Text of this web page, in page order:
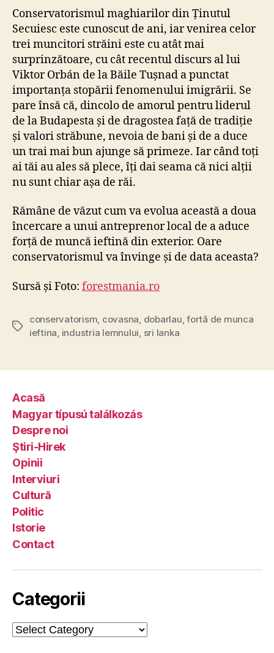
u
n
c
ă
î
J
u
d
e
ț
u
a
s
n
Conservatorismul maghiarilor din Ținutul
Secuiesc este cunoscut de ani, iar venirea celor
trei muncitori străini este cu atât mai
surprinzătoare, cu cât recentul discurs al lui
Viktor Orbán de la Băile Tușnad a punctat
importanța stopării fenomenului imigrării. Se
pare însă că, dincolo de amorul pentru liderul
de la Budapesta și de dragostea față de tradiție
și valori străbune, nevoia de bani și de a duce
un trai mai bun ajunge să primeze. Iar când toți
ai tăi au ales să plece, îți dai seama că nici alții
nu sunt chiar așa de răi.
Rămâne de văzut cum va evolua această a doua
încercare a unui antreprenor local de a aduce
forță de muncă ieftină din exterior. Oare
conservatorismul va învinge și de data aceasta?
Sursă și Foto: forestmania.ro
Tags
conservatorism covasna dobarlau ,fortă de munca
ieftina industria lemnului sri lanka
Acasă
Magyar típusú találkozás
Despre noi
Ştiri-Hirek
Opinii
Interviuri
Cultură
Politic
Istorie
Contact
Categorii
Categorii